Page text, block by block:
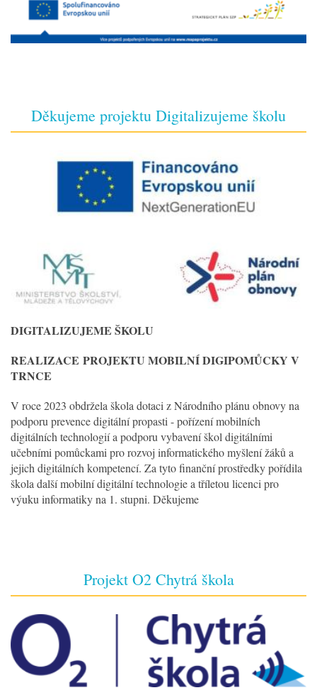
Děkujeme projektu Digitalizujeme školu
DIGITALIZUJEME ŠKOLU
REALIZACE PROJEKTU MOBILNÍ DIGIPOMŮCKY V
TRNCE
V roce 2023 obdržela škola dotaci z Národního plánu obnovy na
podporu prevence digitální propasti - pořízení mobilních
digitálních technologií a podporu vybavení škol digitálními
učebními pomůckami pro rozvoj informatického myšlení žáků a
jejich digitálních kompetencí. Za tyto finanční prostředky pořídila
škola další mobilní digitální technologie a tříletou licenci pro
výuku informatiky na 1. stupni. Děkujeme
Projekt O2 Chytrá škola